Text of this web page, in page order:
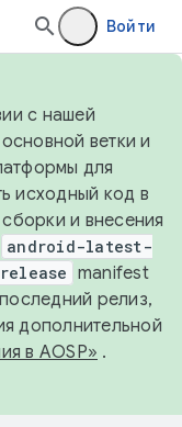
Войти
с нашей
ветки и
для
исходный код в
и внесения
android-latest-
manifest
релиз,
дополнительной
в AOSP» .